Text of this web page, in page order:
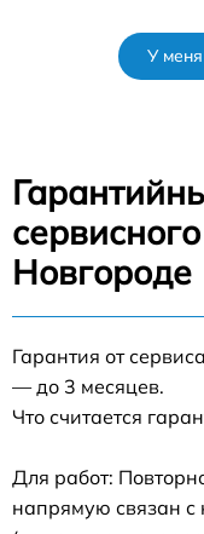
У
Новгороде
Гарантия от
— до 3 месяцев.
Что считается
Для работ:
напрямую связан с